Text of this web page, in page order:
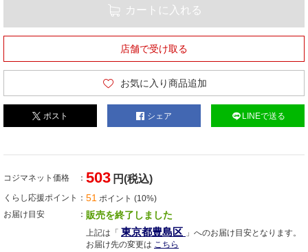
カートに入れる
店舗で受け取る
お気に入り商品追加
ポスト シェア LINEで送る
コジマネット価格 503 円(税込)
くらし応援ポイント 51 ポイント (10%)
お届け目安
販売を終了しました
上記は「 東京都豊島区 」へのお届け目安となります。
お届け先の変更は こちら